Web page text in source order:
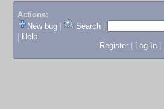
Actions:
New bug
Search
Help
Register
Log In